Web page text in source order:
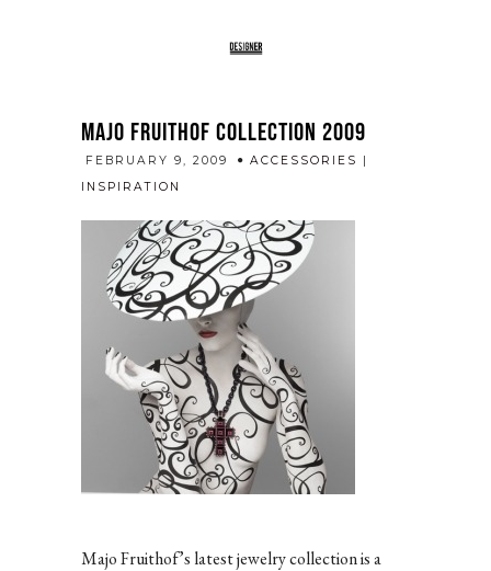
MAJO FRUITHOF COLLECTION 2009
FEBRUARY 9, 2009 ACCESSORIES
|
INSPIRATION
Majo Fruithof’s latest jewelry collection is a